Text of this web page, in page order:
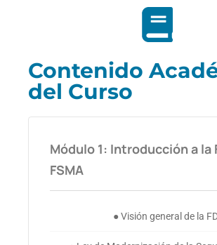
Contenido
del Curso
Módulo 1: Introducción a la
FSMA
● Visión general de la